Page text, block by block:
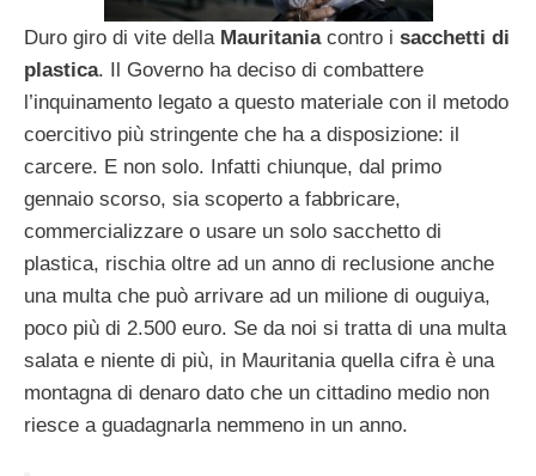
Duro giro di vite della Mauritaniacontro i sacchetti di
plastica. Il Governo ha deciso di combattere
l’inquinamento legato a questo materiale con il metodo
coercitivo più stringente che ha a disposizione: il
carcere. E non solo. Infatti chiunque, dal primo
gennaio scorso, sia scoperto a fabbricare,
commercializzare o usare un solo sacchetto di
plastica, rischia oltre ad un anno di reclusione anche
una multa che può arrivare ad un milione di ouguiya,
poco più di 2.500 euro. Se da noi si tratta di una multa
salata e niente di più, in Mauritania quella cifra è una
montagna di denaro dato che un cittadino medio non
riesce a guadagnarla nemmeno in un anno.